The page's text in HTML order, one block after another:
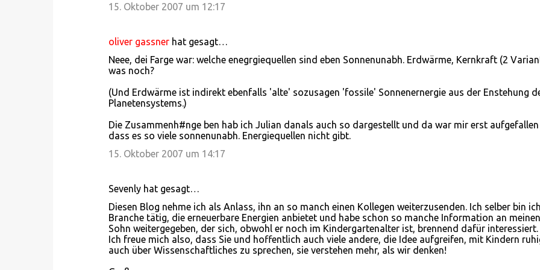
15. Oktober 2007 um 12:17
oliver gassnerhat gesagt…
Neee, dei Farge war: welche enegrgiequellen sind eben Sonnenunabh. Erdwärme, Kernkraft (2
was noch?
(Und Erdwärme ist indirekt ebenfalls 'alte' sozusagen 'fossile' Sonnenernergie aus der Enstehung
Planetensystems.)
Die Zusammenh#nge ben hab ich Julian danals auch so dargestellt und da war mir erst aufgefallen
dass es so viele sonnenunabh. Energiequellen nicht gibt.
15. Oktober 2007 um 14:17
Sevenly hat gesagt…
Diesen Blog nehme ich als Anlass, ihn an so manch einen Kollegen weiterzusenden. Ich selber bin
Branche tätig, die erneuerbare Energien anbietet und habe schon so manche Information an meinen
Sohn weitergegeben, der sich, obwohl er noch im Kindergartenalter ist, brennend dafür interessiert.
Ich freue mich also, dass Sie und hoffentlich auch viele andere, die Idee aufgreifen, mit Kindern
auch über Wissenschaftliches zu sprechen, sie verstehen mehr, als wir denken!